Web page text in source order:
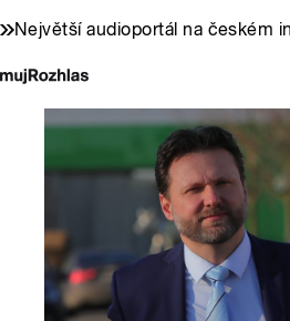
Největší audioportál na českém